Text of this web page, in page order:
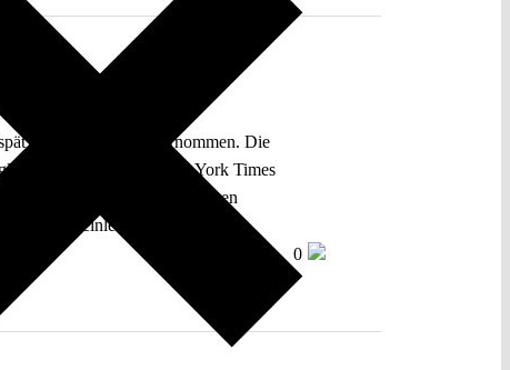
aber umfassend übernommen. Die
titelte die New York Times
gar nicht, er tangiert weder ihren
einleitet.
0